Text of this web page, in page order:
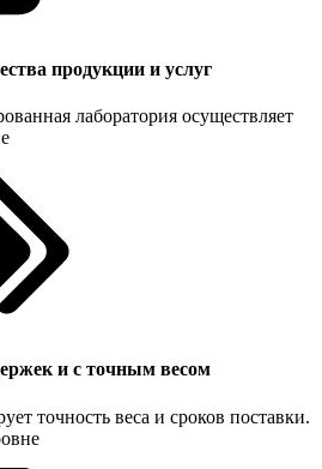
продукции и услуг
лаборатория осуществляет
и с точным весом
точность веса и сроков поставки.